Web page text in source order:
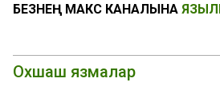
БЕЗНЕҢ МАКС КАНАЛЫНА
Охшаш язмалар